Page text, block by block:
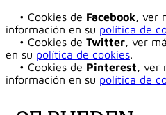
• Cookies de Facebook , ver
información en su política de
• Cookies de Twitter , ver
en su política de cookies
• Cookies de Pinterest , ver
información en su política de